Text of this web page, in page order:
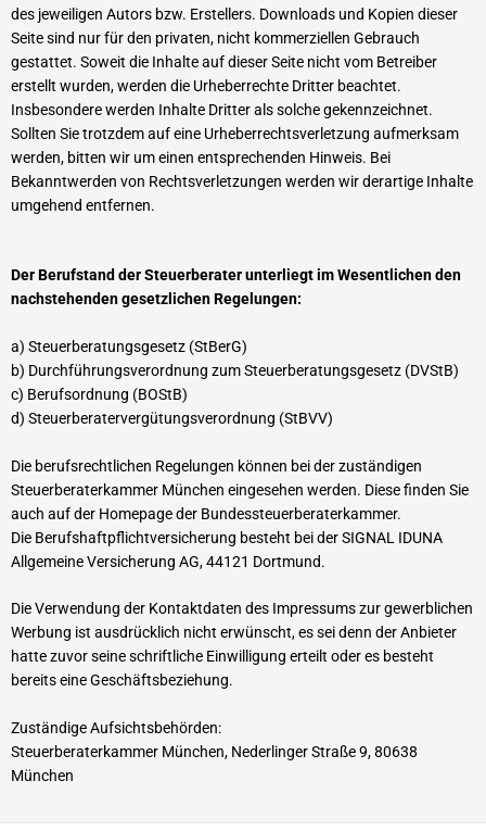
des jeweiligen Autors bzw. Erstellers. Downloads und Kopien dieser
Seite sind nur für den privaten, nicht kommerziellen Gebrauch
gestattet. Soweit die Inhalte auf dieser Seite nicht vom Betreiber
erstellt wurden, werden die Urheberrechte Dritter beachtet.
Insbesondere werden Inhalte Dritter als solche gekennzeichnet.
Sollten Sie trotzdem auf eine Urheberrechtsverletzung aufmerksam
werden, bitten wir um einen entsprechenden Hinweis. Bei
Bekanntwerden von Rechtsverletzungen werden wir derartige Inhalte
umgehend entfernen.
Der Berufstand der Steuerberater unterliegt im Wesentlichen den
nachstehenden gesetzlichen Regelungen:
a) Steuerberatungsgesetz (StBerG)
b) Durchführungsverordnung zum Steuerberatungsgesetz (DVStB)
c) Berufsordnung (BOStB)
d) Steuerberatervergütungsverordnung (StBVV)
Die berufsrechtlichen Regelungen können bei der zuständigen
Steuerberaterkammer München eingesehen werden. Diese finden Sie
auch auf der Homepage der Bundessteuerberaterkammer.
Die Berufshaftpflichtversicherung besteht bei der SIGNAL IDUNA
Allgemeine Versicherung AG, 44121 Dortmund.
Die Verwendung der Kontaktdaten des Impressums zur gewerblichen
Werbung ist ausdrücklich nicht erwünscht, es sei denn der Anbieter
hatte zuvor seine schriftliche Einwilligung erteilt oder es besteht
bereits eine Geschäftsbeziehung.
Zuständige Aufsichtsbehörden:
Steuerberaterkammer München, Nederlinger Straße 9, 80638
München